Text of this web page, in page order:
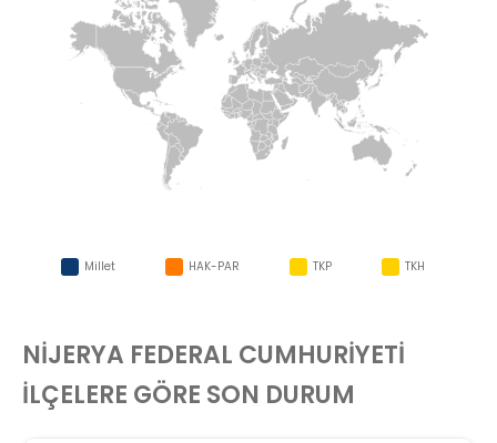
Millet HAK-PAR TKP TKH
NİJERYA FEDERAL CUMHURİYETİ
İLÇELERE GÖRE SON DURUM